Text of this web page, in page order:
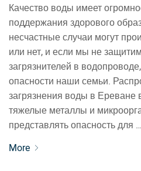
Качество воды имеет
поддержания здорового
несчастные случаи могут
или нет, и если мы не
загрязнителей в
опасности наши семьи.
загрязнения воды в Ереване
тяжелые металлы и
представлять опасность для …
More